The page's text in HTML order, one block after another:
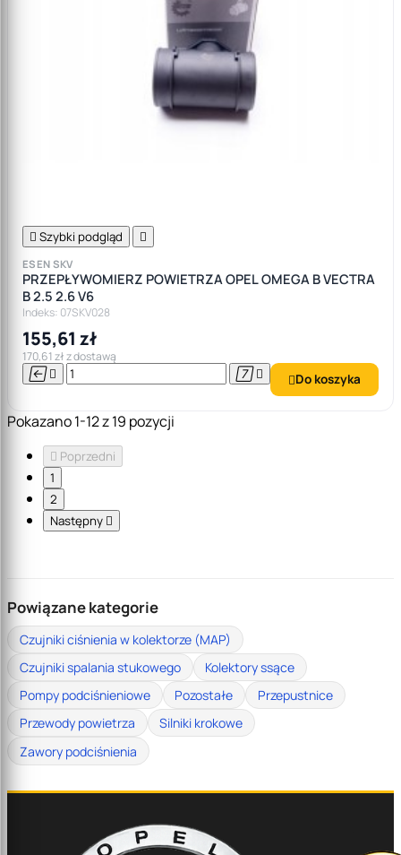
 Szybki podgląd 
ESEN SKV
PRZEPŁYWOMIERZ POWIETRZA OPEL OMEGA B VECTRA
B 2.5 2.6 V6
Indeks: 07SKV028
155,61 zł
170,61 zł z dostawą
    Do koszyka
Pokazano 1-12 z 19 pozycji
 Poprzedni
1
2
Następny 
Powiązane kategorie
Czujniki ciśnienia w kolektorze (MAP)
Czujniki spalania stukowego
Kolektory ssące
Pompy podciśnieniowe
Pozostałe
Przepustnice
Przewody powietrza
Silniki krokowe
Zawory podciśnienia